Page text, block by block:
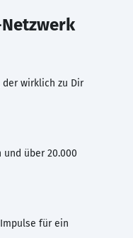
Netzwerk
der wirklich zu Dir
und über 20.000
für ein